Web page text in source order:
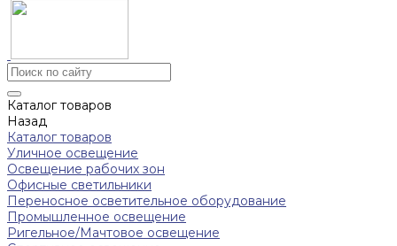
Каталог товаров
Назад
Каталог товаров
Уличное освещение
Освещение рабочих зон
Офисные светильники
Переносное осветительное оборудование
Промышленное освещение
Ригельное/Мачтовое освещение